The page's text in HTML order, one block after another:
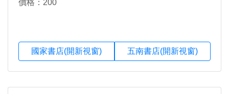
價格：200
國家書店(開新視窗) 五南書店(開新視窗)